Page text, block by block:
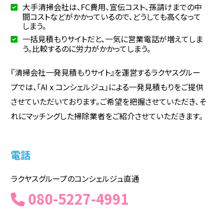
大手清掃会社は、FC費用、宣伝コスト、孫請けまでの中
間コストなどがかかっているので、どうしても高くなって
しまう。
一括見積もりサイトだと、一気に営業電話が増えてしま
う。比較するのに労力がかかってしまう。
『清掃会社一発見積もりサイト』を運営するラクヤスグルー
プでは、「AI x コンシェルジュ」による一発見積もりをご提供
させていただいております。ご希望を把握させていただき、そ
れにマッチングした掃除業者をご紹介させていただきます。
電話
ラクヤスグループのコンシェルジュ直通
080-5227-4991